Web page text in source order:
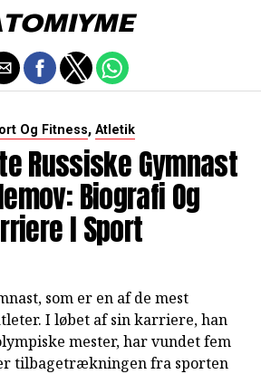
Og Fitness, Atletik
Russiske Gymnast
Biografi Og
I Sport
som er en af de mest
I løbet af sin karriere, han
mester, har vundet fem
tilbagetrækningen fra sporten